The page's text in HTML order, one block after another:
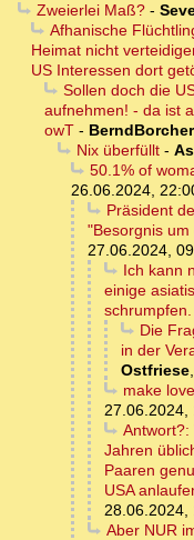
Zweierlei Maß?-
Afhanische
Heimat nicht
US Interessen dort
Sollen doch die
aufnehmen! - da ist
owT -
Nix überfüllt-
50.1% of
26.06.2024,
Präsident
"Besorgnis
27.06.2024,
Ich kann
einige
schrumpfen.
Die
in der
Ostfriese,
make
27.06.2024,
Antwort?:
Jahren
Paaren
USA
28.06.2024,
Aber NUR